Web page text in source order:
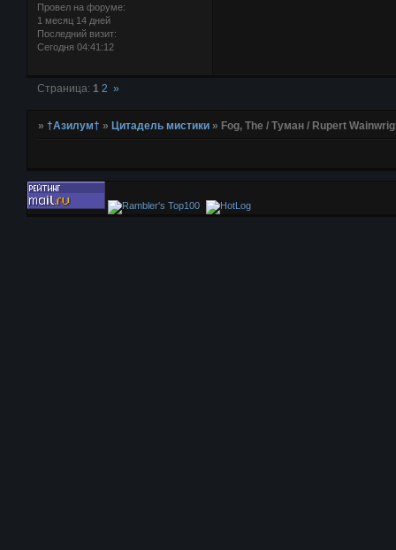
Провел на форуме:
1 месяц 14 дней
Последний визит:
Сегодня 04:41:12
Страница: 1 2 »
»†Азилум† »Цитадель мистики » Fog, The / Туман / Rupert